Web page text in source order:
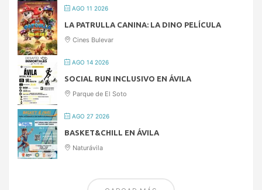
AGO 11 2026
LA PATRULLA CANINA: LA DINO PELÍCULA
Cines Bulevar
AGO 14 2026
SOCIAL RUN INCLUSIVO EN ÁVILA
Parque de El Soto
AGO 27 2026
BASKET&CHILL EN ÁVILA
Naturávila